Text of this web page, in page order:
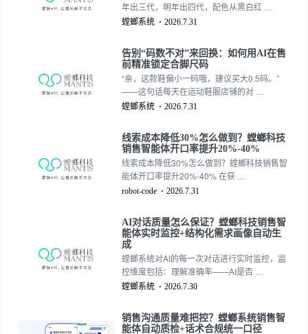
年出三代，明年出四代，配色从黑白红 …
螳螂系统 2026.7.31
告别“码数不对”来回换：如何用AI在售
前精准锁定合脚尺码
“亲，这款鞋偏小一码哦，建议买大0.5码。”
——这句话每天在运动鞋服店铺的对 …
螳螂系统 2026.7.31
线索成本降低30%怎么做到？螳螂科技
销售智能体开口率提升20%-40%
线索成本降低30%怎么做到？螳螂科技销售智
能体开口率提升20%-40% 在获 …
robot-code 2026.7.31
AI对话质量怎么保证？螳螂科技销售智
能体实时监控+结构化需求画像自动生
成
螳螂系统对AI的每一次对话进行实时监控，监
控维度包括：理解准确率——AI是否 …
螳螂系统 2026.7.30
销售沟通质量难把控？螳螂系统销售智
能体自动质检+话术合规统一口径